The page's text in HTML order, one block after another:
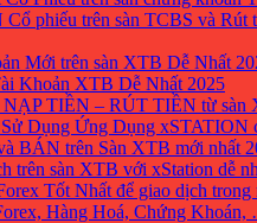
phiếu trên sàn TCBS và Rút
Mới trên sàn XTB Dễ Nhất
Khoản XTB Dễ Nhất 2025
NẠP TIỀN – RÚT TIỀN từ sàn
Dụng Ứng Dụng xSTATION
BÁN trên Sàn XTB mới nhất
trên sàn XTB với xStation dễ
Tốt Nhất để giao dịch trong
Hàng Hoá, Chứng